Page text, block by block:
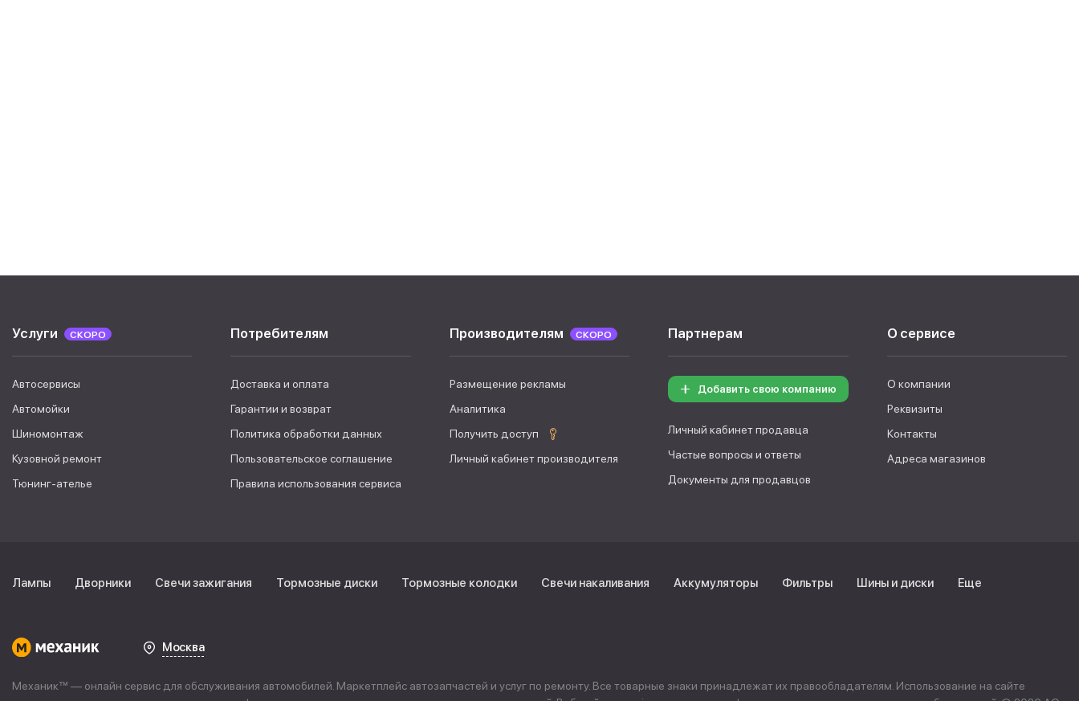
Услуги СКОРО
Автосервисы
Автомойки
Шиномонтаж
Кузовной ремонт
Тюнинг-ателье
Потребителям
Доставка и оплата
Гарантии и возврат
Политика обработки данных
Пользовательское соглашение
Правила использования сервиса
Производителям СКОРО
Размещение рекламы
Аналитика
Получить доступ
Личный кабинет производителя
Партнерам
Добавить свою компанию
Личный кабинет продавца
Частые вопросы и ответы
Документы для продавцов
О сервисе
О компании
Реквизиты
Контакты
Адреса магазинов
Лампы Дворники Свечи зажигания Тормозные диски Тормозные колодки Свечи накаливания Аккумуляторы Фильтры Шины и диски Еще
Москва
Механик™ — онлайн сервис для обслуживания автомобилей. Маркетплейс автозапчастей и услуг по ремонту. Все товарные знаки принадлежат их правообладателям. Использование на сайте